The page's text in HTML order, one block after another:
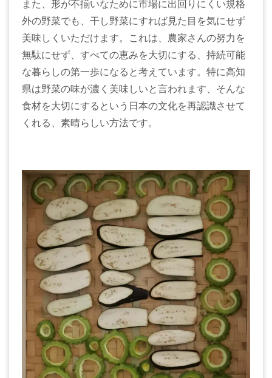
また、形が不揃いなために市場に出回りにくい規格
外の野菜でも、干し野菜にすれば見た目を気にせず
美味しくいただけます。これは、農家さんの努力を
無駄にせず、すべての恵みを大切にする、持続可能
な暮らしの第一歩になると考えています。特に高知
県は野菜の味が濃く美味しいと言われます、そんな
食材を大切にするという日本の文化を再認識させて
くれる、素晴らしい方法です。